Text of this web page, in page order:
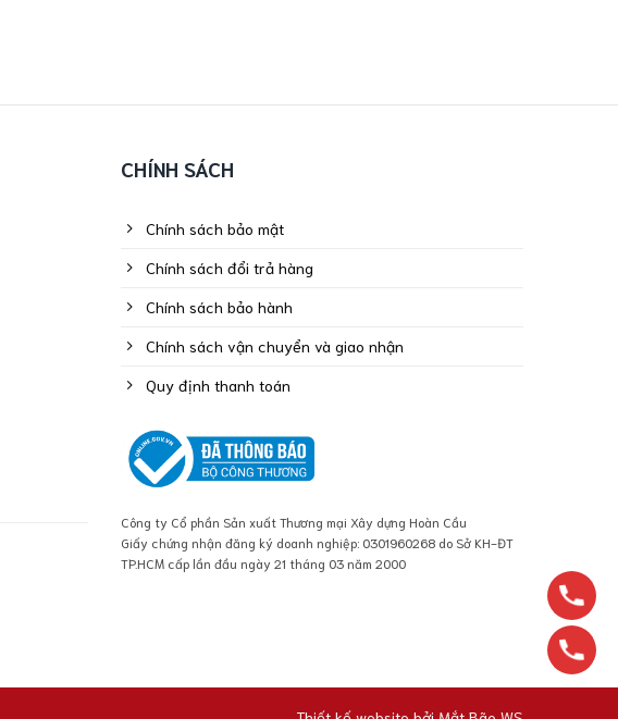
CHÍNH SÁCH
Chính sách bảo mật
Chính sách đổi trả hàng
Chính sách bảo hành
Chính sách vận chuyển và giao nhận
Quy định thanh toán
Công ty Cổ phần Sản xuất Thương mại Xây dựng Hoàn Cầu
Giấy chứng nhận đăng ký doanh nghiệp: 0301960268 do Sở KH-ĐT
TP.HCM cấp lần đầu ngày 21 tháng 03 năm 2000